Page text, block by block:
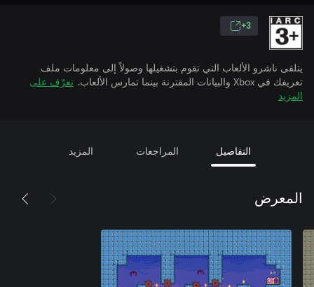
3+
يتلقى ناشرو الألعاب التي تقوم بتشغيلها وصولاً إلى معلومات ملف
تعريفك في Xbox والبيانات المقترنة بينما تمارس الألعاب.
تعرّف على
المزيد
التفاصيل المراجعات المزيد
المعرض